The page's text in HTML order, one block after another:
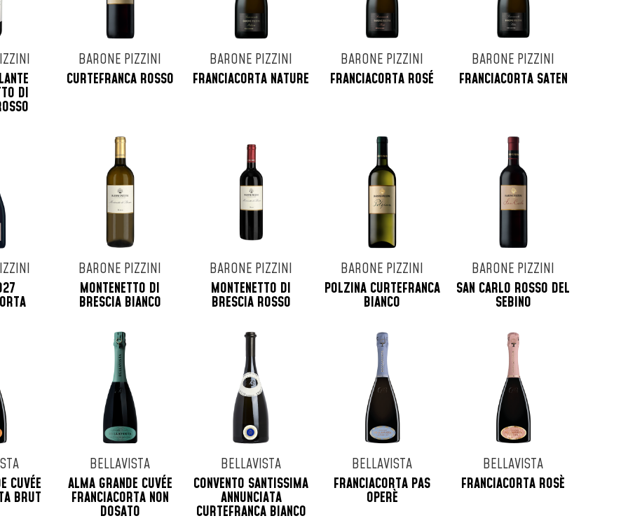
DI
BARONE PIZZINI
CURTEFRANCA ROSSO
BARONE PIZZINI
FRANCIACORTA NATURE
BARONE PIZZINI
FRANCIACORTA ROSÉ
BARONE PIZZINI
FRANCIACORTA SATEN
BARONE PIZZINI
MONTENETTO DI
BRESCIA BIANCO
BARONE PIZZINI
MONTENETTO DI
BRESCIA ROSSO
BARONE PIZZINI
POLZINA CURTEFRANCA
BIANCO
BARONE PIZZINI
SAN CARLO ROSSO DEL
SEBINO
CUVÉE
BRUT
BELLAVISTA
ALMA GRANDE CUVÉE
FRANCIACORTA NON
DOSATO
BELLAVISTA
CONVENTO SANTISSIMA
ANNUNCIATA
CURTEFRANCA BIANCO
BELLAVISTA
FRANCIACORTA PAS
OPERÈ
BELLAVISTA
FRANCIACORTA ROSÈ